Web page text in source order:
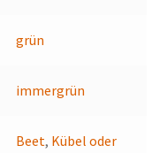
grün
immergrün
Beet, Kübel oder